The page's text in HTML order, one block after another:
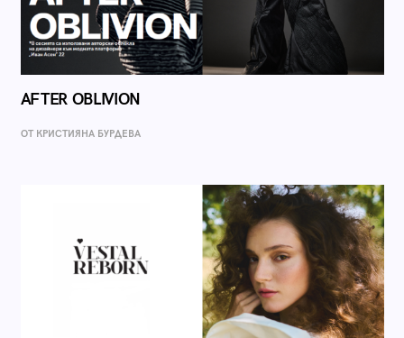
AFTER OBLIVION
ОТ КРИСТИЯНА БУРДЕВА